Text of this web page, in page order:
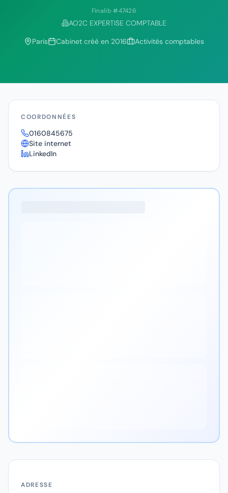
Finalib #47426
AO2C EXPERTISE COMPTABLE
Paris
Cabinet créé en 2016 Activités comptables
ADRESSE
COORDONNÉES
0160845675
Site internet
LinkedIn